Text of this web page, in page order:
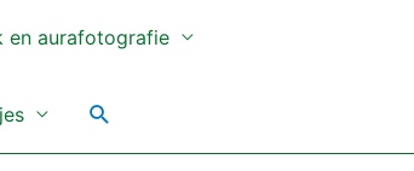
en aurafotografie
Zoeken